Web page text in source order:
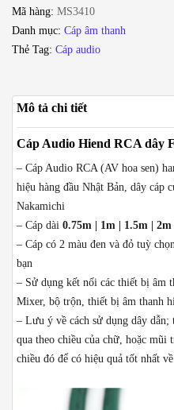
Nakamichi
cáp
Furutech
1M
1.5M
(2
sợi)
số
lượng
Mã hàng: MS3410
Danh mục: Cáp âm thanh
Thẻ Tag: Cáp audio
Mô tả chi tiết
Cáp Audio Hiend RCA dây
– Cáp Audio RCA (AV hoa sen)
hiệu hàng đầu Nhật Bản, dây cáp
Nakamichi
– Cáp dài 0.75m | 1m | 1.5m | 2m
– Cáp có 2 màu đen và đỏ tuỳ
bạn
– Sử dụng kết nối các thiết bị âm
Mixer, bộ trộn, thiết bị âm thanh
– Lưu ý về cách sử dụng dây
qua theo chiều của chữ, hoặc mũi
chiều đó để có hiệu quả tốt nhất